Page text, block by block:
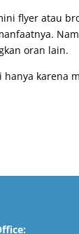
flyer atau
oran lain.
karena